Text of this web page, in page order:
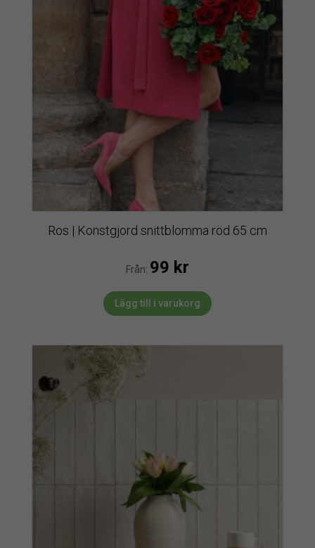
Ros | Konstgjord snittblomma röd 65 cm
Från: 99 kr
Lägg till i varukorg